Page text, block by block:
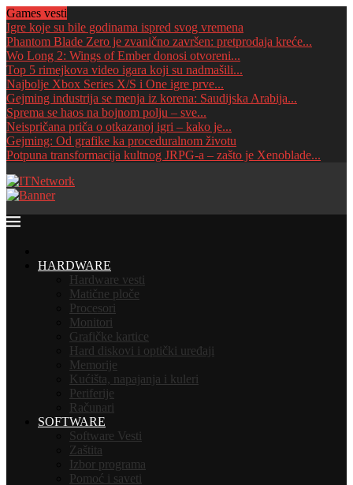
Games vesti
Igre koje su bile godinama ispred svog vremena
Phantom Blade Zero je zvanično završen: pretprodaja kreće...
Wo Long 2: Wings of Ember donosi otvoreni...
Top 5 rimejkova video igara koji su nadmašili...
Najbolje Xbox Series X/S i One igre prve...
Gejming industrija se menja iz korena: Saudijska Arabija...
Sprema se haos na bojnom polju – sve...
Neispričana priča o otkazanoj igri – kako je...
Gejming: Od grafike ka proceduralnom životu
Potpuna transformacija kultnog JRPG-a – zašto je Xenoblade...
HARDWARE
Hardware vesti
Matične ploče
Procesori
Monitori
Grafičke kartice
Hard diskovi i optički uređaji
Memorije
Kućišta, napajanja i kuleri
Periferije
Računari
SOFTWARE
Software Vesti
Zaštita
Izbor programa
Pomoć i saveti